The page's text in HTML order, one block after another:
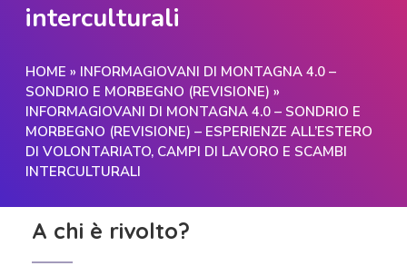
interculturali
HOME » INFORMAGIOVANI DI MONTAGNA 4.0 –
SONDRIO E MORBEGNO (REVISIONE) »
INFORMAGIOVANI DI MONTAGNA 4.0 – SONDRIO E
MORBEGNO (REVISIONE) – ESPERIENZE ALL’ESTERO
DI VOLONTARIATO, CAMPI DI LAVORO E SCAMBI
INTERCULTURALI
A chi è rivolto?